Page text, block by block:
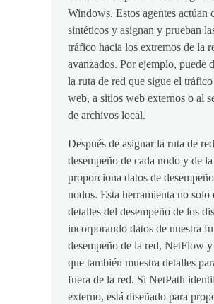
Windows. Estos agentes actúan
sintéticos y asignan y prueban
tráfico hacia los extremos de la
avanzados. Por ejemplo, puede
la ruta de red que sigue el
web, a sitios web externos o al
de archivos local.
Después de asignar la ruta de
desempeño de cada nodo y de
proporciona datos de
nodos. Esta herramienta no solo
detalles del desempeño de los
incorporando datos de nuestra
desempeño de la red, NetFlow
que también muestra detalles
fuera de la red. Si NetPath
externo, está diseñado para